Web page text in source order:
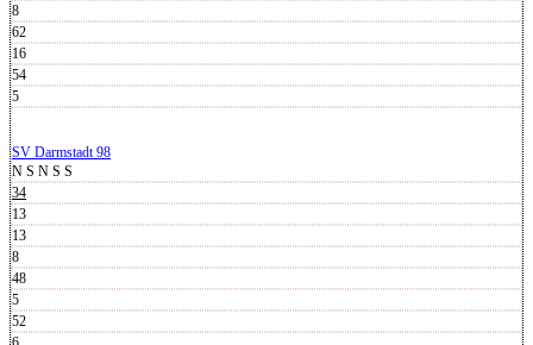
8
62
16
54
5
SV Darmstadt 98
N S N S S
34
13
13
8
48
5
52